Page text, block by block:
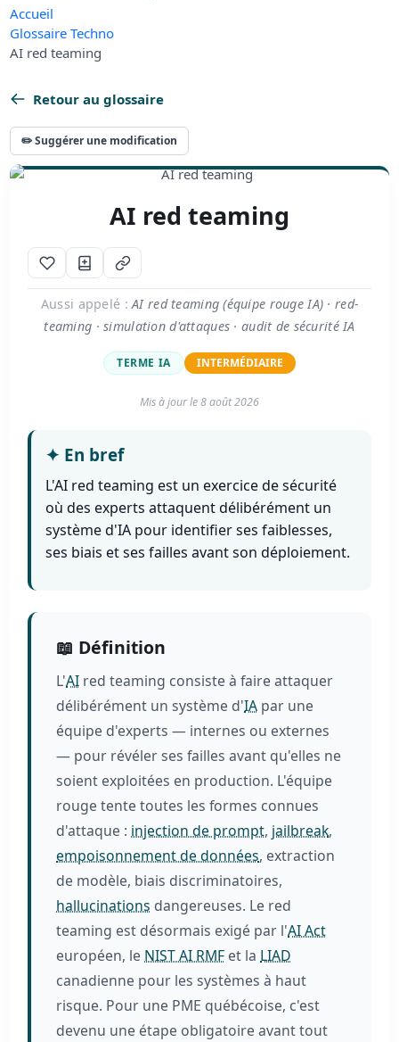
Accueil
Glossaire Techno
AI red teaming
Retour au glossaire
✏️ Suggérer une modification
AI red teaming
Aussi appelé : AI red teaming (équipe rouge IA) · red-
teaming · simulation d'attaques · audit de sécurité IA
TERME IA INTERMÉDIAIRE
Mis à jour le8 août 2026
✦ En bref
L'AI red teaming est un exercice de sécurité
où des experts attaquent délibérément un
système d'IA pour identifier ses faiblesses,
ses biais et ses failles avant son déploiement.
📖 Définition
L'AI red teaming consiste à faire attaquer
délibérément un système d'IA par une
équipe d'experts — internes ou externes
— pour révéler ses failles avant qu'elles ne
soient exploitées en production. L'équipe
rouge tente toutes les formes connues
d'attaque :injection de prompt, jailbreak,
empoisonnement de données, extraction
de modèle, biais discriminatoires,
hallucinations dangereuses. Le red
teaming est désormais exigé par l'AI Act
européen, leNIST AI RMF et laLIAD
canadienne pour les systèmes à haut
risque. Pour une PME québécoise, c'est
devenu une étape obligatoire avant tout